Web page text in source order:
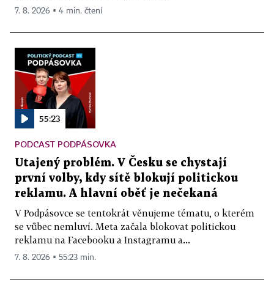
7. 8. 2026 ▪ 4 min. čtení
55:23
PODCAST PODPÁSOVKA
Utajený problém. V Česku se chystají
první volby, kdy sítě blokují politickou
reklamu. A hlavní oběť je nečekaná
V Podpásovce se tentokrát věnujeme tématu, o kterém
se vůbec nemluví. Meta začala blokovat politickou
reklamu na Facebooku a Instagramu a...
7. 8. 2026 ▪ 55:23 min.